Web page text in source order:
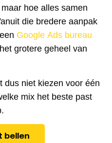
hoe alles samen
die bredere aanpak
Google Ads bureau
grotere geheel van
dus niet kiezen voor één
mix het beste past
bellen